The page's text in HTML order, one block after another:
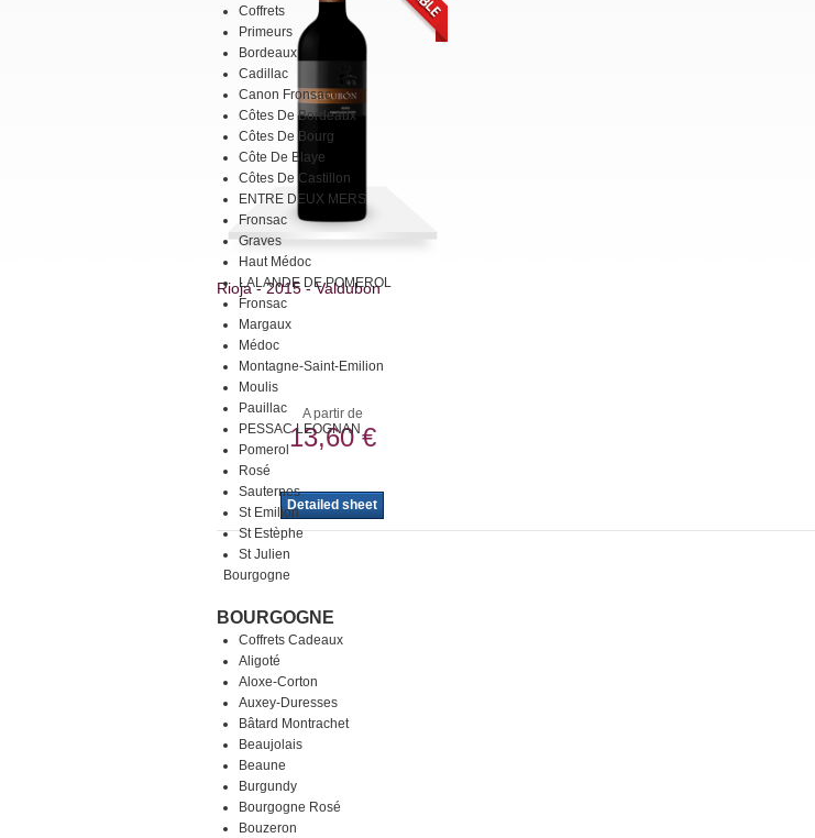
Coffrets
Primeurs
Bordeaux
Cadillac
Canon Fronsac
Côtes De Bordeaux
Côtes De Bourg
Côte De Blaye
Côtes De Castillon
ENTRE DEUX MERS
Fronsac
Graves
Haut Médoc
LALANDE DE POMEROL
Fronsac
Margaux
Médoc
Montagne-Saint-Emilion
Moulis
Pauillac
PESSAC LEOGNAN
Pomerol
Rosé
Sauternes
St Emilion
St Estèphe
St Julien
Bourgogne
BOURGOGNE
Coffrets Cadeaux
Aligoté
Aloxe-Corton
Auxey-Duresses
Bâtard Montrachet
Beaujolais
Beaune
Burgundy
Bourgogne Rosé
Bouzeron
Rioja - 2015 - Valdubon
A partir de
13,60 €
Detailed sheet